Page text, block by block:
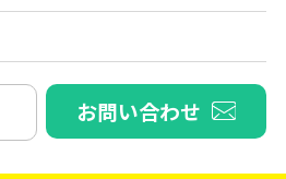
お問い合わせ